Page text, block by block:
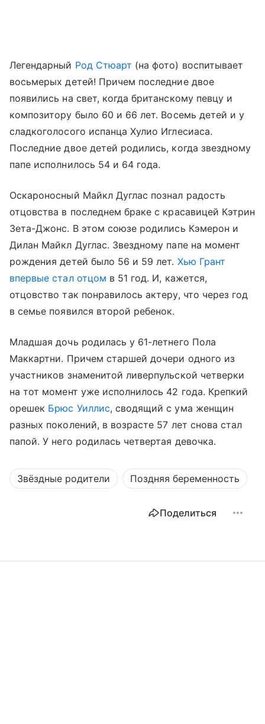
Легендарный Род Стюарт (на фото) воспитывает
восьмерых детей! Причем последние двое
появились на свет, когда британскому певцу и
композитору было 60 и 66 лет. Восемь детей и у
сладкоголосого испанца Хулио Иглесиаса.
Последние двое детей родились, когда звездному
папе исполнилось 54 и 64 года.
Оскароносный Майкл Дуглас познал радость
отцовства в последнем браке с красавицей Кэтрин
Зета-Джонс. В этом союзе родились Кэмерон и
Дилан Майкл Дуглас. Звездному папе на момент
рождения детей было 56 и 59 лет. Хью Грант
впервые стал отцом в 51 год. И, кажется,
отцовство так понравилось актеру, что через год
в семье появился второй ребенок.
Младшая дочь родилась у 61-летнего Пола
Маккартни. Причем старшей дочери одного из
участников знаменитой ливерпульской четверки
на тот момент уже исполнилось 42 года. Крепкий
орешек Брюс Уиллис, сводящий с ума женщин
разных поколений, в возрасте 57 лет снова стал
папой. У него родилась четвертая девочка.
Звёздные родители Поздняя беременность
Поделиться